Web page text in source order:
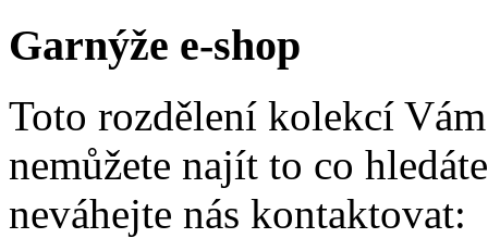
Garnýže e-shop
Toto rozdělení kolekcí
nemůžete najít to co
neváhejte nás kontaktovat: